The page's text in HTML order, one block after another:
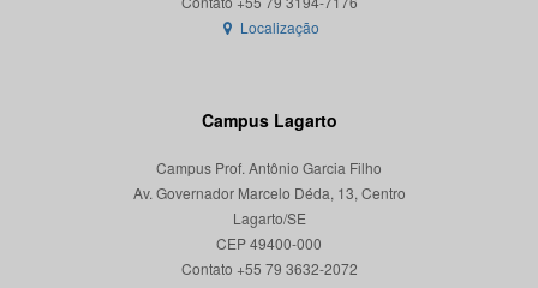
Localização
Campus Lagarto
Campus Prof. Antônio Garcia Filho
Av. Governador Marcelo Déda, 13, Centro
Lagarto/SE
CEP 49400-000